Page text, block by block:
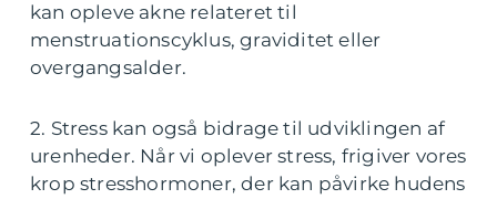
kan opleve akne relateret til
menstruationscyklus, graviditet eller
overgangsalder.
2. Stress kan også bidrage til udviklingen af
urenheder. Når vi oplever stress, frigiver vores
krop stresshormoner, der kan påvirke hudens